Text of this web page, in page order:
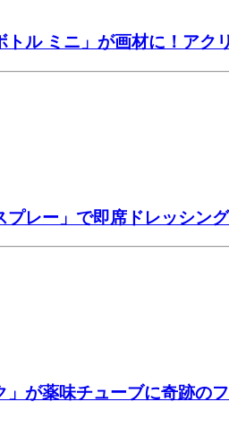
トル ミニ」が画材に！ア
プレー」で即席ドレッシ
」が薬味チューブに奇跡